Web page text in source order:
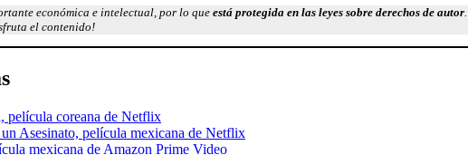
económica e intelectual, por lo que está protegida en las leyes sobre derechos de autor
el contenido!
película coreana de Netflix
Asesinato, película mexicana de Netflix
mexicana de Amazon Prime Video